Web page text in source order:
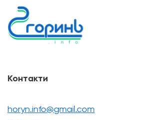
Контакти
horyn.info@gmail.com